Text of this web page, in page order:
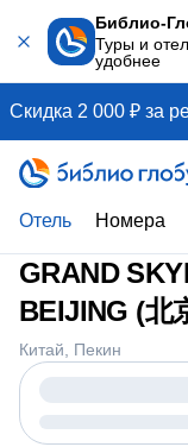
Библио-
Туры и
удобнее
Скидка 2 000 ₽ за
Отель Номера
GRAND
BEIJING (北
Китай Пекин